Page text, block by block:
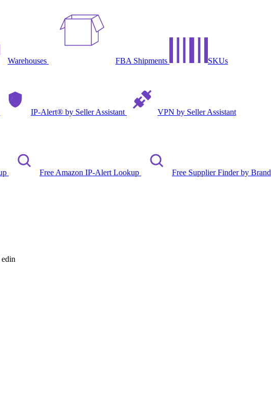
Warehouses FBA Shipments
SKUs
IP-Alert® by Seller Assistant
VPN by Seller Assistant
Free Amazon IP-Alert Lookup Free Supplier Finder by Brand
edin